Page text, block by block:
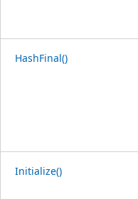
HashFinal()
Initialize()